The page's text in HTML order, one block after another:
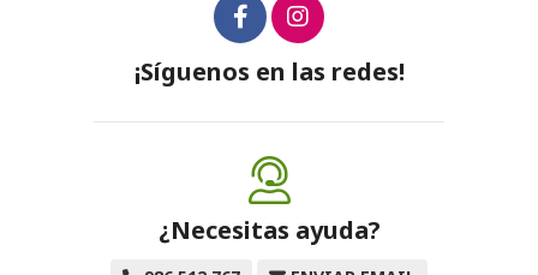
¡Síguenos en las redes!
¿Necesitas ayuda?